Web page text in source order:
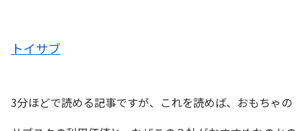
トイサブ
3分ほどで読める記事ですが、これを読めば、おもちゃの